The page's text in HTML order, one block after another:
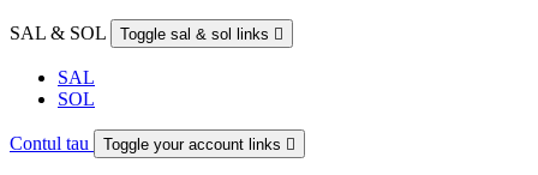
SAL & SOL Toggle sal & sol links 
SAL
SOL
Contul tau Toggle your account links 